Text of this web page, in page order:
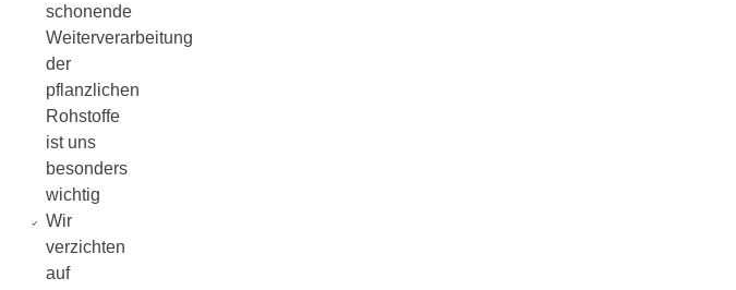
schonende
Weiterverarbeitung
der
pflanzlichen
Rohstoffe
ist uns
besonders
wichtig
Wir
verzichten
auf